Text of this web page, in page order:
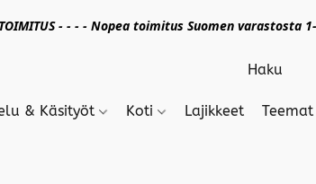
- - - - Nopea toimitus Suomen varastosta
& Käsityöt Koti Lajikkeet